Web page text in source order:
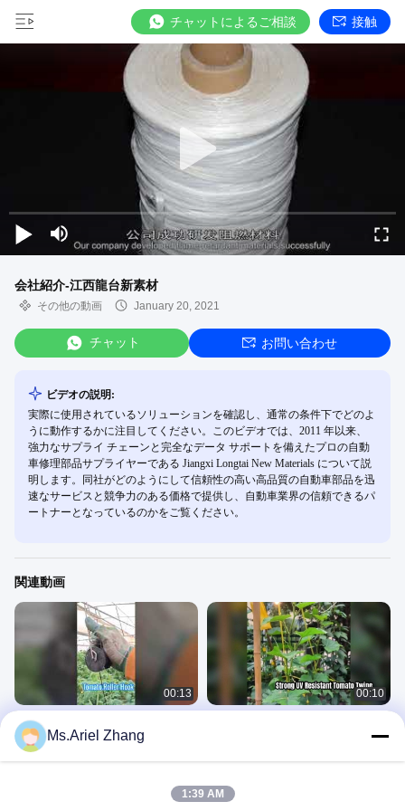
チャットによるご相談 接触
会社紹介-江西龍台新素材
その他の動画 January 20, 2021
チャット お問い合わせ
ビデオの説明:
実際に使用されているソリューションを確認し、通常の条件下でどのよ
うに動作するかに注目してください。このビデオでは、2011 年以来、
強力なサプライ チェーンと完全なデータ サポートを備えたプロの自動
車修理部品サプライヤーである Jiangxi Longtai New Materials について説
明します。同社がどのようにして信頼性の高い高品質の自動車部品を迅
速なサービスと競争力のある価格で提供し、自動車業界の信頼できるパ
ートナーとなっているのかをご覧ください。
関連動画
00:13
トマトローラーフック
PPベーラートワイン
00:10
Ms.Ariel Zhang
1:39 AM